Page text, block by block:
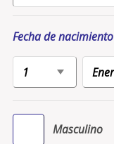
Fecha de nacimiento
Masculino